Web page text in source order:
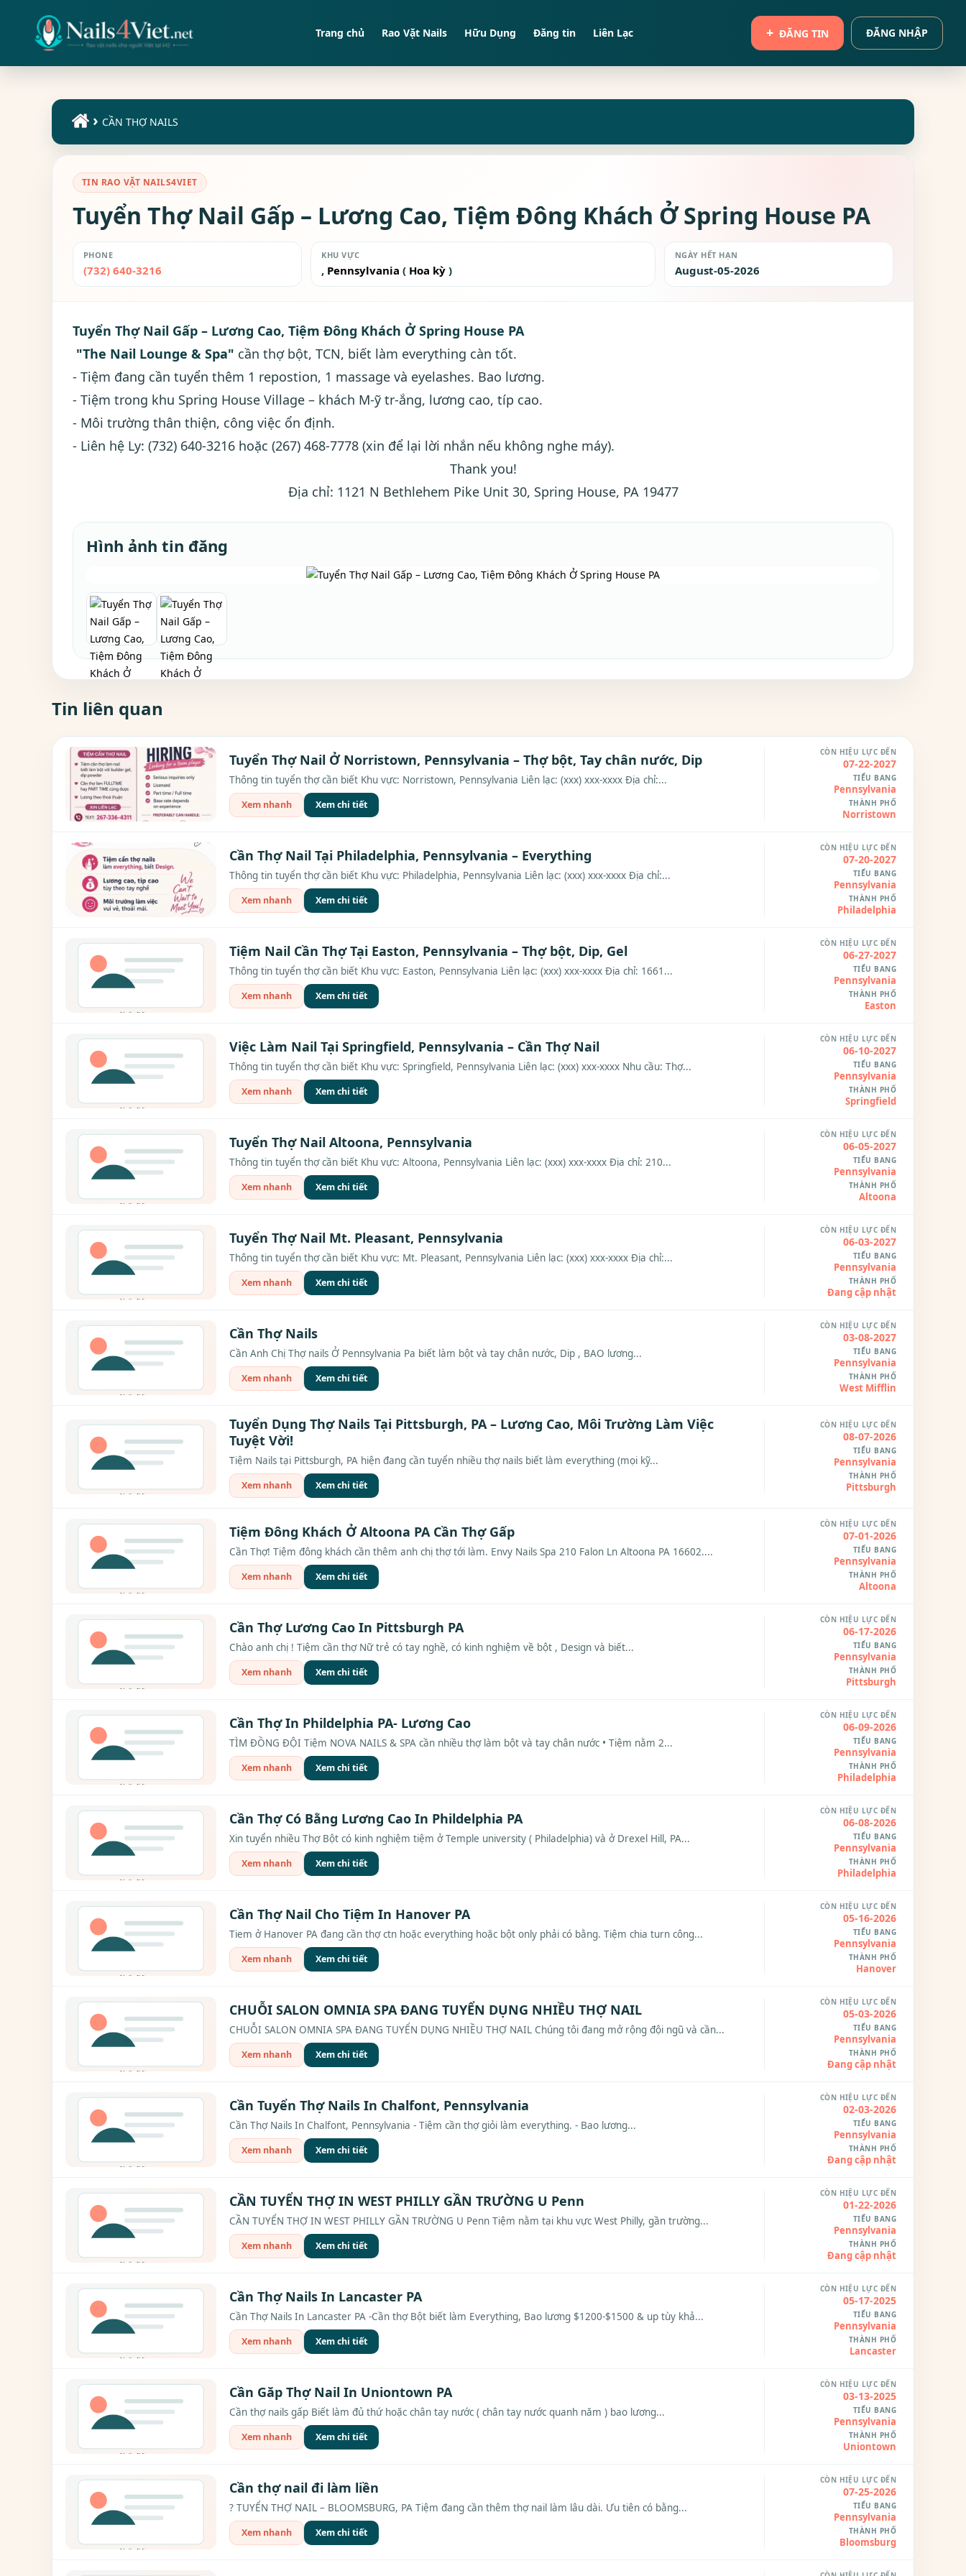
Trang chủ Rao Vặt Nails Hữu Dụng Đăng tin Liên Lạc ĐĂNG TIN ĐĂNG NHẬP
› CẦN THỢ NAILS
TIN RAO VẶT NAILS4VIET
Tuyển Thợ Nail Gấp – Lương Cao, Tiệm Đông Khách Ở Spring House PA
PHONE
(732) 640-3216
KHU VỰC
, Pennsylvania ( Hoa kỳ )
NGÀY HẾT HẠN
August-05-2026
Tuyển Thợ Nail Gấp – Lương Cao, Tiệm Đông Khách Ở Spring House PA
"The Nail Lounge & Spa" cần thợ bột, TCN, biết làm everything càn tốt.
- Tiệm đang cần tuyển thêm 1 repostion, 1 massage và eyelashes. Bao lương.
- Tiệm trong khu Spring House Village – khách M-ỹ tr-ắng, lương cao, típ cao.
- Môi trường thân thiện, công việc ổn định.
- Liên hệ Ly: (732) 640-3216 hoặc (267) 468-7778 (xin để lại lời nhắn nếu không nghe máy).
Thank you!
Địa chỉ: 1121 N Bethlehem Pike Unit 30, Spring House, PA 19477
Hình ảnh tin đăng
Tin liên quan
Tuyển Thợ Nail Ở Norristown, Pennsylvania – Thợ bột, Tay chân nước, Dip
Thông tin tuyển thợ cần biết Khu vực: Norristown, Pennsylvania Liên lạc: (xxx) xxx-xxxx Địa chỉ:...
Xem nhanh Xem chi tiết
CÒN HIỆU LỰC ĐẾN
07-22-2027
TIỂU BANG
Pennsylvania
THÀNH PHỐ
Norristown
Cần Thợ Nail Tại Philadelphia, Pennsylvania – Everything
Thông tin tuyển thợ cần biết Khu vực: Philadelphia, Pennsylvania Liên lạc: (xxx) xxx-xxxx Địa chỉ:...
Xem nhanh Xem chi tiết
CÒN HIỆU LỰC ĐẾN
07-20-2027
TIỂU BANG
Pennsylvania
THÀNH PHỐ
Philadelphia
Tiệm Nail Cần Thợ Tại Easton, Pennsylvania – Thợ bột, Dip, Gel
Thông tin tuyển thợ cần biết Khu vực: Easton, Pennsylvania Liên lạc: (xxx) xxx-xxxx Địa chỉ: 1661...
Xem nhanh Xem chi tiết
CÒN HIỆU LỰC ĐẾN
06-27-2027
TIỂU BANG
Pennsylvania
THÀNH PHỐ
Easton
Việc Làm Nail Tại Springfield, Pennsylvania – Cần Thợ Nail
Thông tin tuyển thợ cần biết Khu vực: Springfield, Pennsylvania Liên lạc: (xxx) xxx-xxxx Nhu cầu: Thợ...
Xem nhanh Xem chi tiết
CÒN HIỆU LỰC ĐẾN
06-10-2027
TIỂU BANG
Pennsylvania
THÀNH PHỐ
Springfield
Tuyển Thợ Nail Altoona, Pennsylvania
Thông tin tuyển thợ cần biết Khu vực: Altoona, Pennsylvania Liên lạc: (xxx) xxx-xxxx Địa chỉ: 210...
Xem nhanh Xem chi tiết
CÒN HIỆU LỰC ĐẾN
06-05-2027
TIỂU BANG
Pennsylvania
THÀNH PHỐ
Altoona
Tuyển Thợ Nail Mt. Pleasant, Pennsylvania
Thông tin tuyển thợ cần biết Khu vực: Mt. Pleasant, Pennsylvania Liên lạc: (xxx) xxx-xxxx Địa chỉ:...
Xem nhanh Xem chi tiết
CÒN HIỆU LỰC ĐẾN
06-03-2027
TIỂU BANG
Pennsylvania
THÀNH PHỐ
Đang cập nhật
Cần Thợ Nails
Cần Anh Chị Thợ nails Ở Pennsylvania Pa biết làm bột và tay chân nước, Dip , BAO lương...
Xem nhanh Xem chi tiết
CÒN HIỆU LỰC ĐẾN
03-08-2027
TIỂU BANG
Pennsylvania
THÀNH PHỐ
West Mifflin
Tuyển Dụng Thợ Nails Tại Pittsburgh, PA – Lương Cao, Môi Trường Làm Việc
Tuyệt Vời!
Tiệm Nails tại Pittsburgh, PA hiện đang cần tuyển nhiều thợ nails biết làm everything (mọi kỹ...
Xem nhanh Xem chi tiết
CÒN HIỆU LỰC ĐẾN
08-07-2026
TIỂU BANG
Pennsylvania
THÀNH PHỐ
Pittsburgh
Tiệm Đông Khách Ở Altoona PA Cần Thợ Gấp
Cần Thợ! Tiệm đông khách cần thêm anh chị thợ tới làm. Envy Nails Spa 210 Falon Ln Altoona PA 16602....
Xem nhanh Xem chi tiết
CÒN HIỆU LỰC ĐẾN
07-01-2026
TIỂU BANG
Pennsylvania
THÀNH PHỐ
Altoona
Cần Thợ Lương Cao In Pittsburgh PA
Chào anh chị ! Tiệm cần thợ Nữ trẻ có tay nghề, có kinh nghiệm về bột , Design và biết...
Xem nhanh Xem chi tiết
CÒN HIỆU LỰC ĐẾN
06-17-2026
TIỂU BANG
Pennsylvania
THÀNH PHỐ
Pittsburgh
Cần Thợ In Phildelphia PA- Lương Cao
TÌM ĐỒNG ĐỘI Tiệm NOVA NAILS & SPA cần nhiều thợ làm bột và tay chân nước • Tiệm nằm 2...
Xem nhanh Xem chi tiết
CÒN HIỆU LỰC ĐẾN
06-09-2026
TIỂU BANG
Pennsylvania
THÀNH PHỐ
Philadelphia
Cần Thợ Có Bằng Lương Cao In Phildelphia PA
Xin tuyển nhiều Thợ Bột có kinh nghiệm tiệm ở Temple university ( Philadelphia) và ở Drexel Hill, PA...
Xem nhanh Xem chi tiết
CÒN HIỆU LỰC ĐẾN
06-08-2026
TIỂU BANG
Pennsylvania
THÀNH PHỐ
Philadelphia
Cần Thợ Nail Cho Tiệm In Hanover PA
Tiem ở Hanover PA đang cần thợ ctn hoặc everything hoặc bột only phải có bằng. Tiệm chia turn công...
Xem nhanh Xem chi tiết
CÒN HIỆU LỰC ĐẾN
05-16-2026
TIỂU BANG
Pennsylvania
THÀNH PHỐ
Hanover
CHUỖI SALON OMNIA SPA ĐANG TUYỂN DỤNG NHIỀU THỢ NAIL
CHUỖI SALON OMNIA SPA ĐANG TUYỂN DỤNG NHIỀU THỢ NAIL Chúng tôi đang mở rộng đội ngũ và cần...
Xem nhanh Xem chi tiết
CÒN HIỆU LỰC ĐẾN
05-03-2026
TIỂU BANG
Pennsylvania
THÀNH PHỐ
Đang cập nhật
Cần Tuyển Thợ Nails In Chalfont, Pennsylvania
Cần Thợ Nails In Chalfont, Pennsylvania - Tiệm cần thợ giỏi làm everything. - Bao lương...
Xem nhanh Xem chi tiết
CÒN HIỆU LỰC ĐẾN
02-03-2026
TIỂU BANG
Pennsylvania
THÀNH PHỐ
Đang cập nhật
CẦN TUYỂN THỢ IN WEST PHILLY GẦN TRƯỜNG U Penn
CẦN TUYỂN THỢ IN WEST PHILLY GẦN TRƯỜNG U Penn Tiệm nằm tại khu vực West Philly, gần trường...
Xem nhanh Xem chi tiết
CÒN HIỆU LỰC ĐẾN
01-22-2026
TIỂU BANG
Pennsylvania
THÀNH PHỐ
Đang cập nhật
Cần Thợ Nails In Lancaster PA
Cần Thợ Nails In Lancaster PA -Cần thợ Bột biết làm Everything, Bao lương $1200-$1500 & up tùy khả...
Xem nhanh Xem chi tiết
CÒN HIỆU LỰC ĐẾN
05-17-2025
TIỂU BANG
Pennsylvania
THÀNH PHỐ
Lancaster
Cần Găp Thợ Nail In Uniontown PA
Cần thợ nails gấp Biết làm đủ thứ hoặc chân tay nước ( chân tay nước quanh năm ) bao lương...
Xem nhanh Xem chi tiết
CÒN HIỆU LỰC ĐẾN
03-13-2025
TIỂU BANG
Pennsylvania
THÀNH PHỐ
Uniontown
Cần thợ nail đi làm liền
? TUYỂN THỢ NAIL – BLOOMSBURG, PA Tiệm đang cần thêm thợ nail làm lâu dài. Ưu tiên có bằng...
Xem nhanh Xem chi tiết
CÒN HIỆU LỰC ĐẾN
07-25-2026
TIỂU BANG
Pennsylvania
THÀNH PHỐ
Bloomsburg